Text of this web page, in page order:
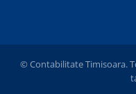
© Contabilitate Timisoara.